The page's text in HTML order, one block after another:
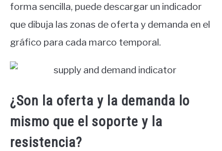
forma sencilla, puede descargar un indicador
que dibuja las zonas de oferta y demanda en el
gráfico para cada marco temporal.
¿Son la oferta y la demanda lo
mismo que el soporte y la
resistencia?